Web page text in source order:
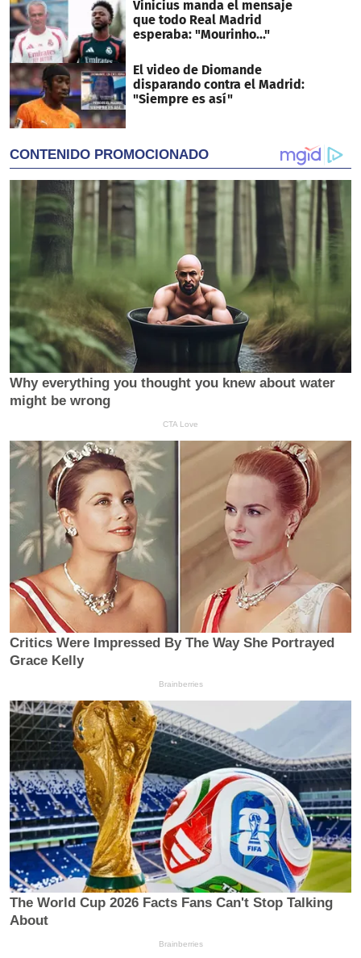
Vinicius manda el mensaje
que todo Real Madrid
esperaba: "Mourinho..."
El video de Diomande
disparando contra el Madrid:
"Siempre es así"